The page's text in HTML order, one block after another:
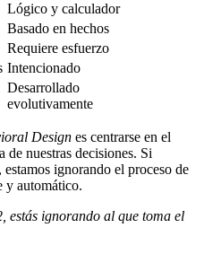
Lógico y calculador
Basado en hechos
Requiere esfuerzo
Intencionado
Desarrollado
evolutivamente
Design es centrarse en el
de nuestras decisiones. Si
, estamos ignorando el proceso de
y automático.
estás ignorando al que toma el